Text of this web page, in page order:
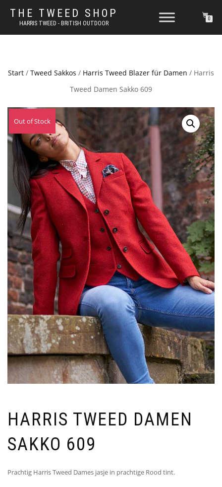
THE TWEED SHOP
HARRIS TWEED - BRITISH OUTDOOR
0
Start / Tweed Sakkos / Harris Tweed Blazer für Damen / Harris
Tweed Damen Sakko 609
Out of Stock
HARRIS TWEED DAMEN
SAKKO 609
Prachtig Harris Tweed Dames jasje in prachtige Rood tint.